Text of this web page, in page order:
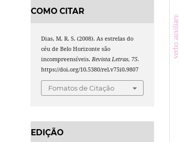
COMO CITAR
Dias, M. R. S. (2008). As estrelas do
céu de Belo Horizonte são
incompreensíveis.Revista Letras, 75.
https://doi.org/10.5380/rel.v75i0.9807
Fomatos de Citação
EDIÇÃO
verbo auxiliary